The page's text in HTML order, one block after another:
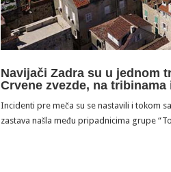
Navijači Zadra su u jednom
Crvene zvezde, na
Incidenti pre meča su se nastavili i tokom
zastava našla među pripadnicima grupe